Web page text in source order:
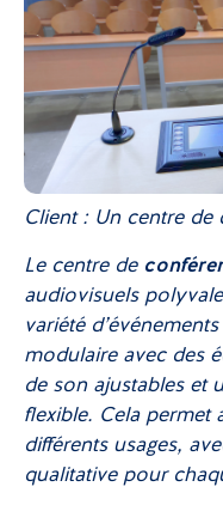
Client : Un centre de
Le centre de
audiovisuels
variété
modulaire avec des
de son ajustables et
flexible. Cela permet
différents usages,
qualitative pour